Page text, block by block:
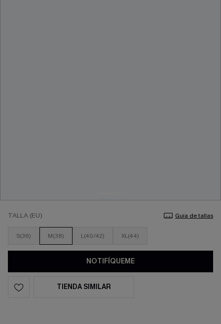
TALLA (EU) Guía de tallas
S(36) M(38) L(40/42) XL(44)
NOTIFÍQUEME
TIENDA SIMILAR